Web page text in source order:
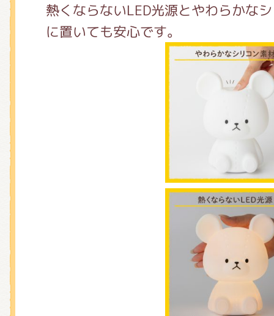
熱くならないLED光源とやわらかな
に置いても安心です。